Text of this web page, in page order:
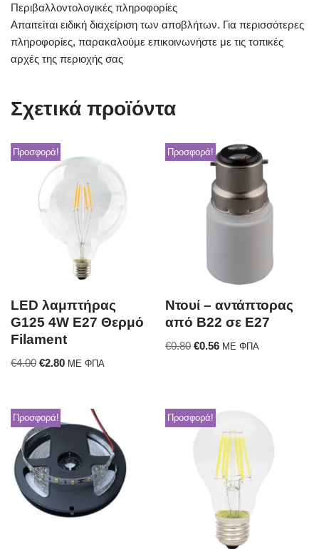
Περιβαλλοντολογικές πληροφορίες
Απαιτείται ειδική διαχείριση των αποβλήτων. Για περισσότερες
πληροφορίες, παρακαλούμε επικοινωνήστε με τις τοπικές
αρχές της περιοχής σας
Σχετικά προϊόντα
Προσφορά!
LED λαμπτήρας
G125 4W E27 Θερμό
Filament
€4.00 €2.80 ΜΕ ΦΠΑ
Προσφορά!
Ντουί – αντάπτορας
από B22 σε Ε27
€0.80 €0.56 ΜΕ ΦΠΑ
Προσφορά! Προσφορά!